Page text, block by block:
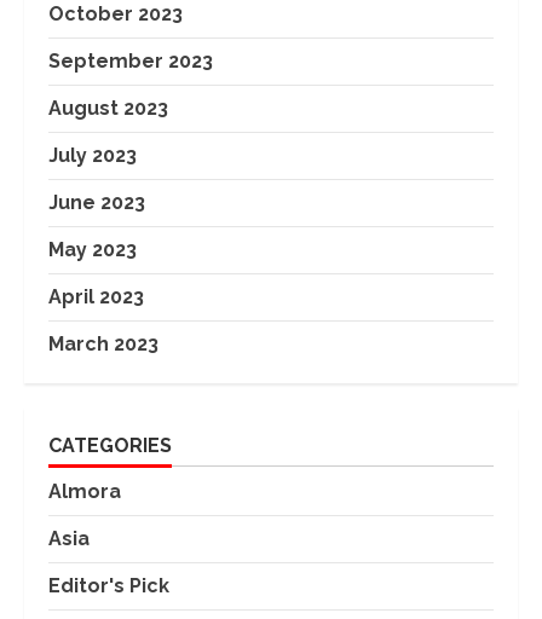
October 2023
September 2023
August 2023
July 2023
June 2023
May 2023
April 2023
March 2023
CATEGORIES
Almora
Asia
Editor's Pick